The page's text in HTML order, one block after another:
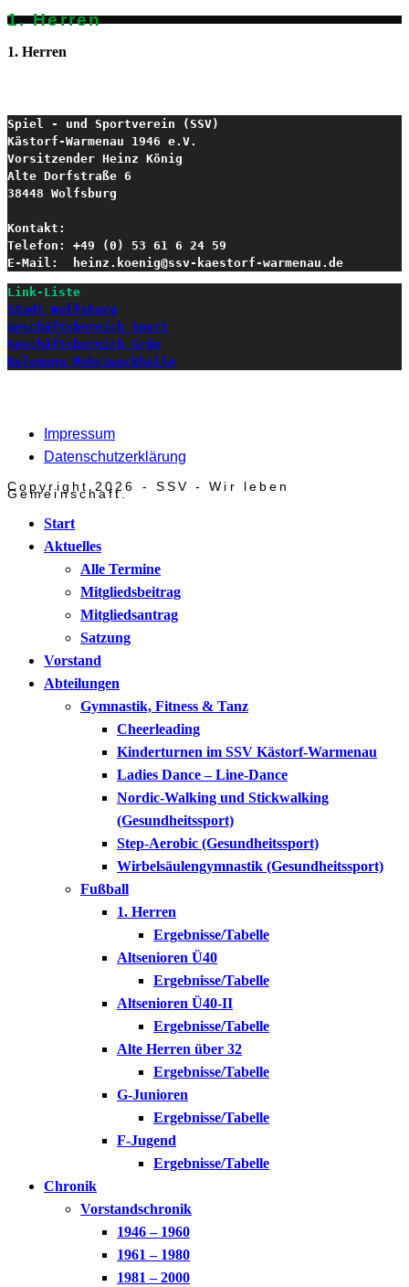
1. Herren
1. Herren
Spiel - und Sportverein (SSV)
Kästorf-Warmenau 1946 e.V.
Vorsitzender Heinz König
Alte Dorfstraße 6
38448 Wolfsburg
Kontakt:
Telefon: +49 (0) 53 61 6 24 59
E-Mail:  heinz.koenig@ssv-kaestorf-warmenau.de
Link-Liste
Stadt Wolfsburg
Geschäftsbereich Sport
Geschäftsbereich Grün
Belegung Mehrzweckhalle
Impressum
Datenschutzerklärung
Copyright 2026 - SSV - Wir leben
Gemeinschaft.
Start
Aktuelles
Alle Termine
Mitgliedsbeitrag
Mitgliedsantrag
Satzung
Vorstand
Abteilungen
Gymnastik, Fitness & Tanz
Cheerleading
Kinderturnen im SSV Kästorf-Warmenau
Ladies Dance – Line-Dance
Nordic-Walking und Stickwalking
(Gesundheitssport)
Step-Aerobic (Gesundheitssport)
Wirbelsäulengymnastik (Gesundheitssport)
Fußball
1. Herren
Ergebnisse/Tabelle
Altsenioren Ü40
Ergebnisse/Tabelle
Altsenioren Ü40-II
Ergebnisse/Tabelle
Alte Herren über 32
Ergebnisse/Tabelle
G-Junioren
Ergebnisse/Tabelle
F-Jugend
Ergebnisse/Tabelle
Chronik
Vorstandschronik
1946 – 1960
1961 – 1980
1981 – 2000